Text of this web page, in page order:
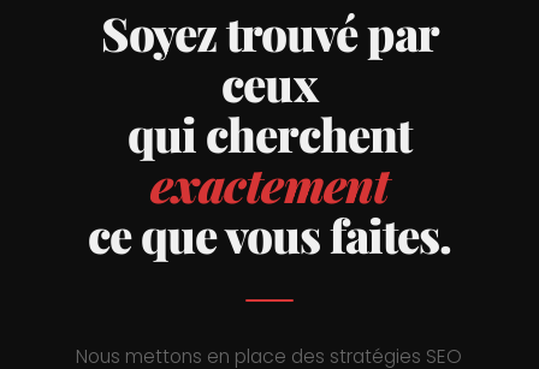
Soyez trouvé par
ceux
qui cherchent
exactement
ce que vous faites.
Nous mettons en place des stratégies SEO